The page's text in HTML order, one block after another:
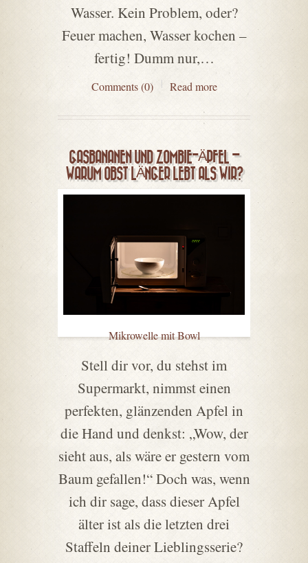
Wasser. Kein Problem, oder?
Feuer machen, Wasser kochen –
fertig! Dumm nur,…
Comments (0) Read more
GASBANANEN UND ZOMBIE-ÄPFEL –
WARUM OBST LÄNGER LEBT ALS WIR?
Mikrowelle mit Bowl
Stell dir vor, du stehst im
Supermarkt, nimmst einen
perfekten, glänzenden Apfel in
die Hand und denkst: „Wow, der
sieht aus, als wäre er gestern vom
Baum gefallen!“ Doch was, wenn
ich dir sage, dass dieser Apfel
älter ist als die letzten drei
Staffeln deiner Lieblingsserie?